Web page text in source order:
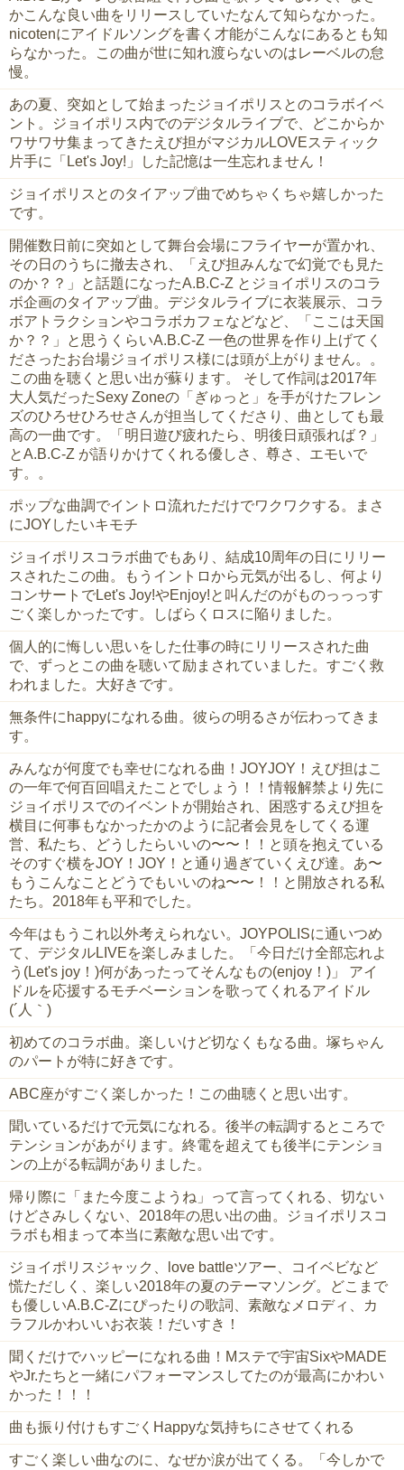
かこんな良い曲をリリースしていたなんて知らなかった。
nicotenにアイドルソングを書く才能がこんなにあるとも知
らなかった。この曲が世に知れ渡らないのはレーベルの怠
慢。
あの夏、突如として始まったジョイポリスとのコラボイベ
ント。ジョイポリス内でのデジタルライブで、どこからか
ワサワサ集まってきたえび担がマジカルLOVEスティック
片手に「Let's Joy!」した記憶は一生忘れません！
ジョイポリスとのタイアップ曲でめちゃくちゃ嬉しかった
です。
開催数日前に突如として舞台会場にフライヤーが置かれ、
その日のうちに撤去され、「えび担みんなで幻覚でも見た
のか？？」と話題になったA.B.C-Z とジョイポリスのコラ
ボ企画のタイアップ曲。デジタルライブに衣装展示、コラ
ボアトラクションやコラボカフェなどなど、「ここは天国
か？？」と思うくらいA.B.C-Z 一色の世界を作り上げてく
ださったお台場ジョイポリス様には頭が上がりません。。
この曲を聴くと思い出が蘇ります。 そして作詞は2017年
大人気だったSexy Zoneの「ぎゅっと」を手がけたフレン
ズのひろせひろせさんが担当してくださり、曲としても最
高の一曲です。「明日遊び疲れたら、明後日頑張れば？」
とA.B.C-Z が語りかけてくれる優しさ、尊さ、エモいで
す。。
ポップな曲調でイントロ流れただけでワクワクする。まさ
にJOYしたいキモチ
ジョイポリスコラボ曲でもあり、結成10周年の日にリリー
スされたこの曲。もうイントロから元気が出るし、何より
コンサートでLet's Joy!やEnjoy!と叫んだのがものっっっす
ごく楽しかったです。しばらくロスに陥りました。
個人的に悔しい思いをした仕事の時にリリースされた曲
で、ずっとこの曲を聴いて励まされていました。すごく救
われました。大好きです。
無条件にhappyになれる曲。彼らの明るさが伝わってきま
す。
みんなが何度でも幸せになれる曲！JOYJOY！えび担はこ
の一年で何百回唱えたことでしょう！！情報解禁より先に
ジョイポリスでのイベントが開始され、困惑するえび担を
横目に何事もなかったかのように記者会見をしてくる運
営、私たち、どうしたらいいの〜〜！！と頭を抱えている
そのすぐ横をJOY！JOY！と通り過ぎていくえび達。あ〜
もうこんなことどうでもいいのね〜〜！！と開放される私
たち。2018年も平和でした。
今年はもうこれ以外考えられない。JOYPOLISに通いつめ
て、デジタルLIVEを楽しみました。「今日だけ全部忘れよ
う(Let's joy！)何があったってそんなもの(enjoy！)」 アイ
ドルを応援するモチベーションを歌ってくれるアイドル
(´人｀)
初めてのコラボ曲。楽しいけど切なくもなる曲。塚ちゃん
のパートが特に好きです。
ABC座がすごく楽しかった！この曲聴くと思い出す。
聞いているだけで元気になれる。後半の転調するところで
テンションがあがります。終電を超えても後半にテンショ
ンの上がる転調がありました。
帰り際に「また今度こようね」って言ってくれる、切ない
けどさみしくない、2018年の思い出の曲。ジョイポリスコ
ラボも相まって本当に素敵な思い出です。
ジョイポリスジャック、love battleツアー、コイベビなど
慌ただしく、楽しい2018年の夏のテーマソング。どこまで
も優しいA.B.C-Zにぴったりの歌詞、素敵なメロディ、カ
ラフルかわいいお衣装！だいすき！
聞くだけでハッピーになれる曲！Mステで宇宙SixやMADE
やJr.たちと一緒にパフォーマンスしてたのが最高にかわい
かった！！！
曲も振り付けもすごくHappyな気持ちにさせてくれる
すごく楽しい曲なのに、なぜか涙が出てくる。「今しかで